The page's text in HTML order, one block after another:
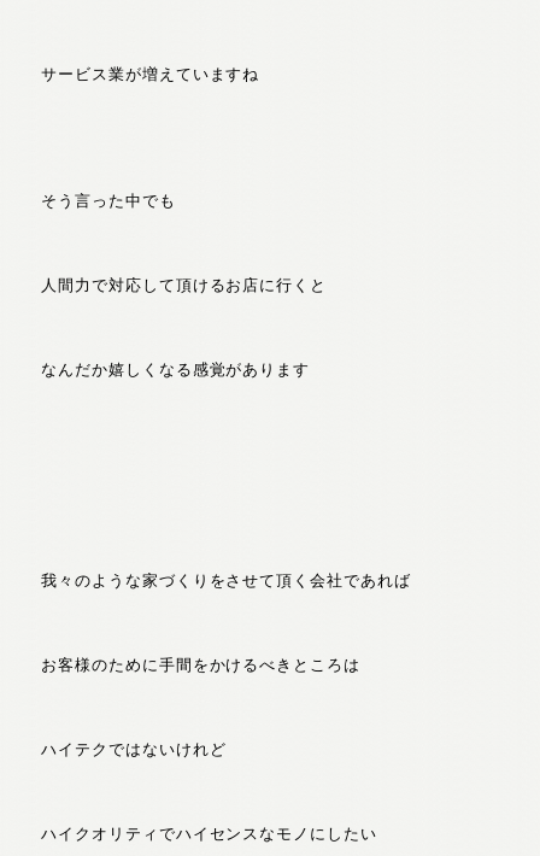
サービス業が増えていますね
そう言った中でも
人間力で対応して頂けるお店に行くと
なんだか嬉しくなる感覚があります
我々のような家づくりをさせて頂く会社であれば
お客様のために手間をかけるべきところは
ハイテクではないけれど
ハイクオリティでハイセンスなモノにしたい